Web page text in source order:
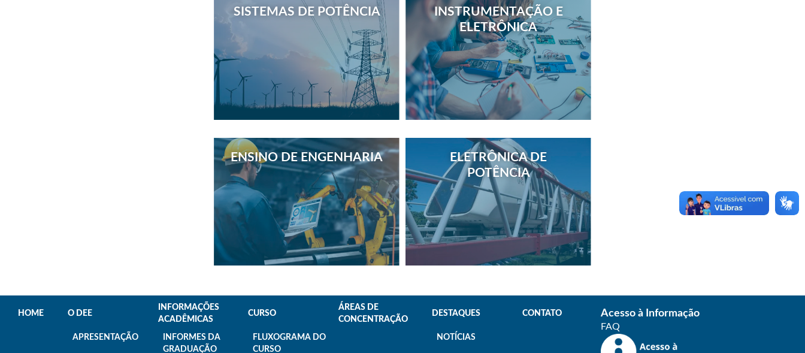
SISTEMAS DE POTÊNCIA
INSTRUMENTAÇÃO E
ELETRÔNICA
ENSINO DE ENGENHARIA
ELETRÔNICA DE
POTÊNCIA
HOME O DEE
APRESENTAÇÃO
INFORMAÇÕES
ACADÊMICAS
INFORMES DA
GRADUAÇÃO
CURSO
FLUXOGRAMA DO
CURSO
ÁREAS DE
CONCENTRAÇÃO
DESTAQUES
NOTÍCIAS
CONTATO Acesso à Informação
FAQ